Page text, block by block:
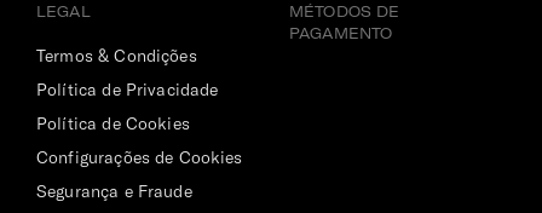
LEGAL
Termos & Condições
Política de Privacidade
Política de Cookies
Configurações de Cookies
Segurança e Fraude
MÉTODOS DE
PAGAMENTO